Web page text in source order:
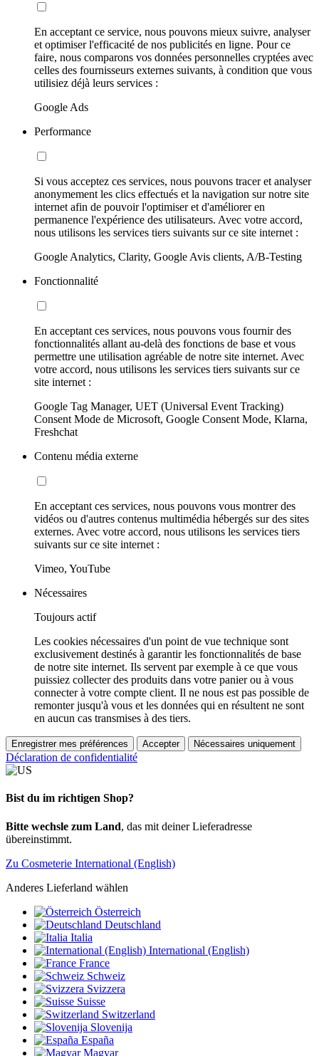
En acceptant ce service, nous pouvons mieux suivre, analyser
et optimiser l'efficacité de nos publicités en ligne. Pour ce
faire, nous comparons vos données personnelles cryptées avec
celles des fournisseurs externes suivants, à condition que vous
utilisiez déjà leurs services :
Google Ads
Performance
Si vous acceptez ces services, nous pouvons tracer et analyser
anonymement les clics effectués et la navigation sur notre site
internet afin de pouvoir l'optimiser et d'améliorer en
permanence l'expérience des utilisateurs. Avec votre accord,
nous utilisons les services tiers suivants sur ce site internet :
Google Analytics, Clarity, Google Avis clients, A/B-Testing
Fonctionnalité
En acceptant ces services, nous pouvons vous fournir des
fonctionnalités allant au-delà des fonctions de base et vous
permettre une utilisation agréable de notre site internet. Avec
votre accord, nous utilisons les services tiers suivants sur ce
site internet :
Google Tag Manager, UET (Universal Event Tracking)
Consent Mode de Microsoft, Google Consent Mode, Klarna,
Freshchat
Contenu média externe
En acceptant ces services, nous pouvons vous montrer des
vidéos ou d'autres contenus multimédia hébergés sur des sites
externes. Avec votre accord, nous utilisons les services tiers
suivants sur ce site internet :
Vimeo, YouTube
Nécessaires
Toujours actif
Les cookies nécessaires d'un point de vue technique sont
exclusivement destinés à garantir les fonctionnalités de base
de notre site internet. Ils servent par exemple à ce que vous
puissiez collecter des produits dans votre panier ou à vous
connecter à votre compte client. Il ne nous est pas possible de
remonter jusqu'à vous et les données qui en résultent ne sont
en aucun cas transmises à des tiers.
Enregistrer mes préférences Accepter Nécessaires uniquement
Déclaration de confidentialité
Bist du im richtigen Shop?
Bitte wechsle zum Land, das mit deiner Lieferadresse
übereinstimmt.
Zu Cosmeterie International (English)
Anderes Lieferland wählen
Österreich
Deutschland
Italia
International (English)
France
Schweiz
Svizzera
Suisse
Switzerland
Slovenija
España
Magyar